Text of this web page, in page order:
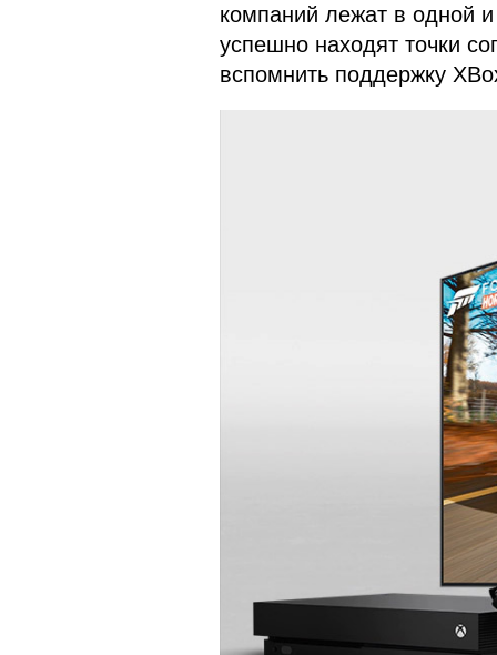
компаний лежат в одной
успешно находят точки
вспомнить поддержку